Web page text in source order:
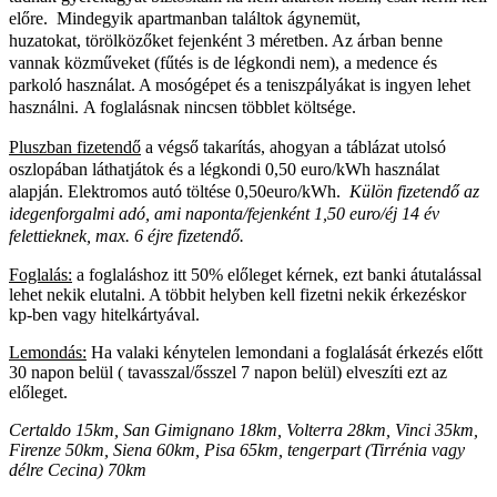
előre. Mindegyik apartmanban találtok ágynemüt,
huzatokat, törölközőket fejenként 3 méretben. Az árban benne
vannak közműveket (fűtés is de légkondi nem), a medence és
parkoló használat. A mosógépet és a teniszpályákat is ingyen lehet
használni. A foglalásnak nincsen többlet költsége.
Pluszban fizetendő a végső takarítás, ahogyan a táblázat utolsó
oszlopában láthatjátok és a légkondi 0,50 euro/kWh használat
alapján. Elektromos autó töltése 0,50euro/kWh. Külön fizetendő az
idegenforgalmi adó, ami naponta/fejenként 1,50 euro/éj 14 év
felettieknek, max. 6 éjre fizetendő.
Foglalás: a foglaláshoz itt 50% előleget kérnek, ezt banki átutalással
lehet nekik elutalni. A többit helyben kell fizetni nekik érkezéskor
kp-ben vagy hitelkártyával.
Lemondás: Ha valaki kénytelen lemondani a foglalását érkezés előtt
30 napon belül ( tavasszal/ősszel 7 napon belül) elveszíti ezt az
előleget.
Certaldo 15km, San Gimignano 18km, Volterra 28km, Vinci 35km,
Firenze 50km, Siena 60km, Pisa 65km, tengerpart (Tirrénia vagy
délre Cecina) 70km